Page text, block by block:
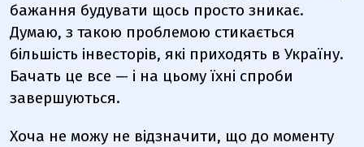
бажання будувати щось просто зникає.
Думаю, з такою проблемою стикається
більшість інвесторів, які приходять в Україну.
Бачать це все — і на цьому їхні спроби
завершуються.
Хоча не можу не відзначити, що до моменту